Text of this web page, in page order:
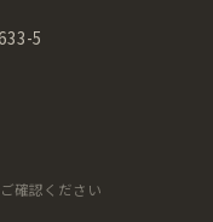
5
確認ください